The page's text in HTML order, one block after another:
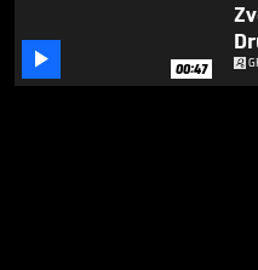
 00:47